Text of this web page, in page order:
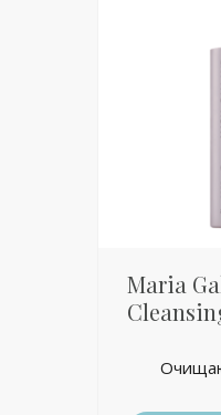
Maria